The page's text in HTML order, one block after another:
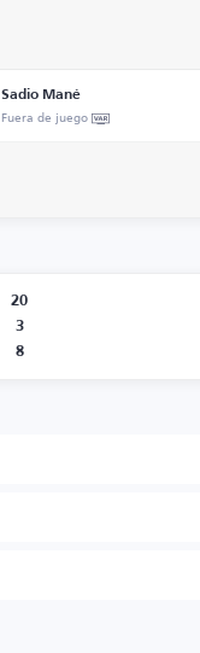
Sadio Mané
Fuera de juego
20
3
8